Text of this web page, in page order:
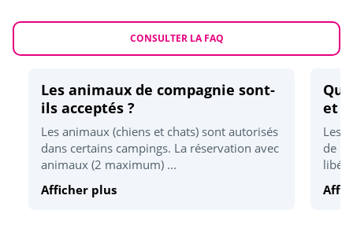
Activités nature
Vélodyssé <1km
Pêche <5km
Accrobranche <10km
Zoo <16km
CONSULTER LA FAQ
Les animaux de compagnie sont-
ils acceptés ?
Les animaux (chiens et chats) sont autorisés
dans certains campings. La réservation avec
animaux (2 maximum) ...
Afficher plus
et
Les
de